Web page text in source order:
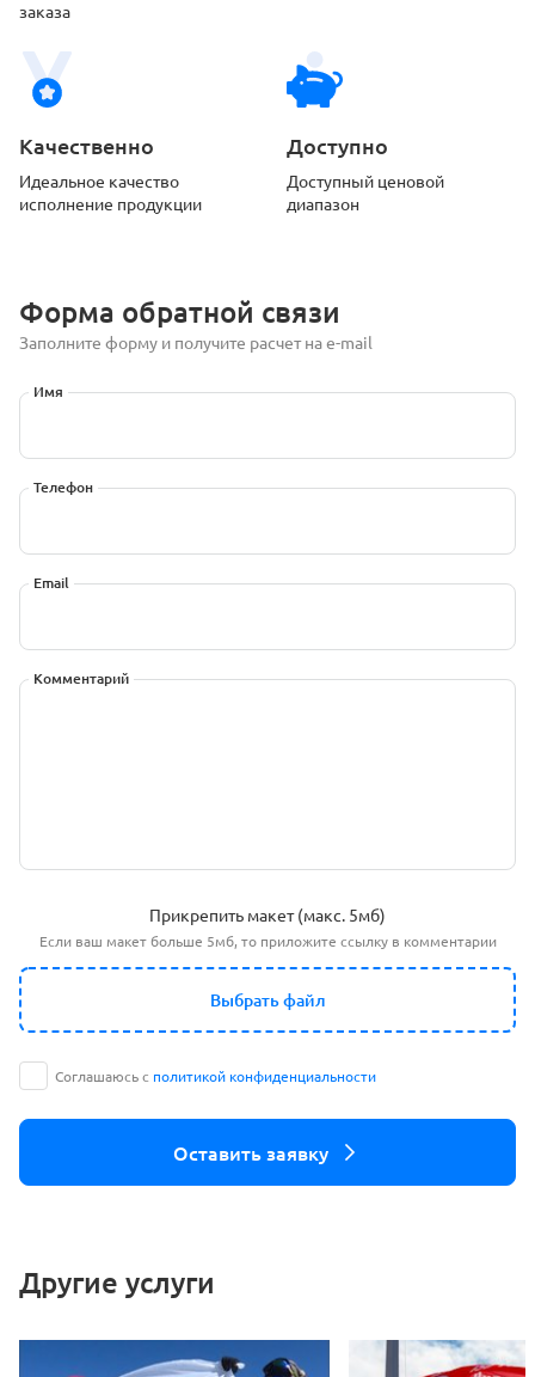
заказа
Качественно
Идеальное качество
исполнение продукции
Доступно
Доступный ценовой
диапазон
Форма обратной связи
Заполните форму и получите расчет на e-mail
Имя
Телефон
Email
Комментарий
Прикрепить макет (макс. 5мб)
Если ваш макет больше 5мб, то приложите ссылку в комментарии
Выбрать файл
Соглашаюсь с политикой конфиденциальности
Оставить заявку
Другие услуги